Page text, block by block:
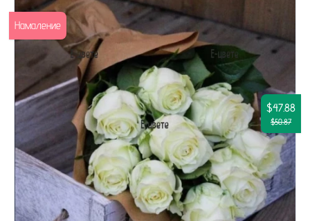
$47.88
$50.87
Намаление